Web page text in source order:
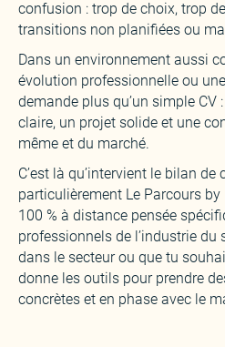
confusion : trop de choix, trop
transitions non planifiées ou
Dans un environnement aussi
évolution professionnelle ou
demande plus qu’un simple CV
claire, un projet solide et une
même et du marché.
C’est là qu’intervient le bilan
particulièrement Le Parcours by
100 % à distance pensée
professionnels de l’industrie du
dans le secteur ou que tu
donne les outils pour prendre
concrètes et en phase avec le